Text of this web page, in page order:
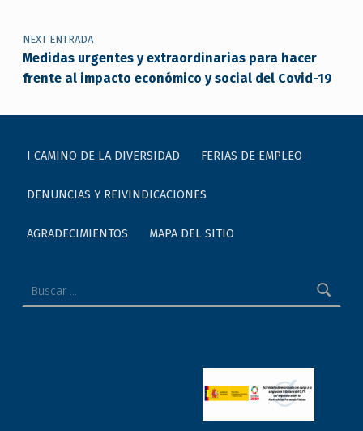
NEXT ENTRADA
Medidas urgentes y extraordinarias para hacer
frente al impacto económico y social del Covid-19
I CAMINO DE LA DIVERSIDAD FERIAS DE EMPLEO
DENUNCIAS Y REIVINDICACIONES
AGRADECIMIENTOS MAPA DEL SITIO